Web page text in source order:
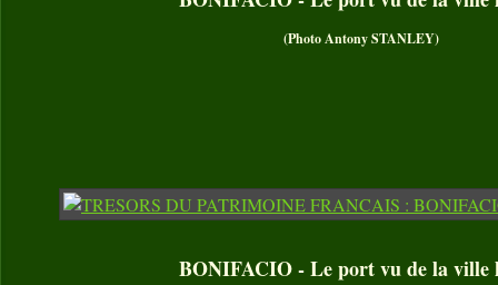
(Photo Antony STANLEY)
BONIFACIO - Le port vu de la ville